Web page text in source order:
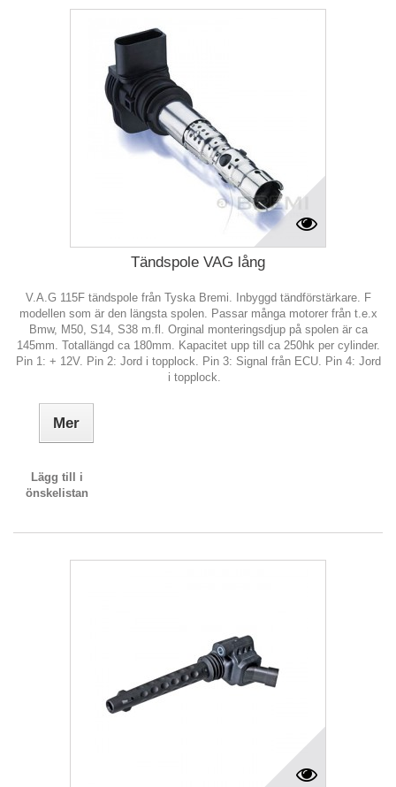
Tändspole VAG lång
V.A.G 115F tändspole från Tyska Bremi. Inbyggd tändförstärkare. F
modellen som är den längsta spolen. Passar många motorer från t.e.x
Bmw, M50, S14, S38 m.fl. Orginal monteringsdjup på spolen är ca
145mm. Totallängd ca 180mm. Kapacitet upp till ca 250hk per cylinder.
Pin 1: + 12V. Pin 2: Jord i topplock. Pin 3: Signal från ECU. Pin 4: Jord
i topplock.
Mer
Lägg till i
önskelistan